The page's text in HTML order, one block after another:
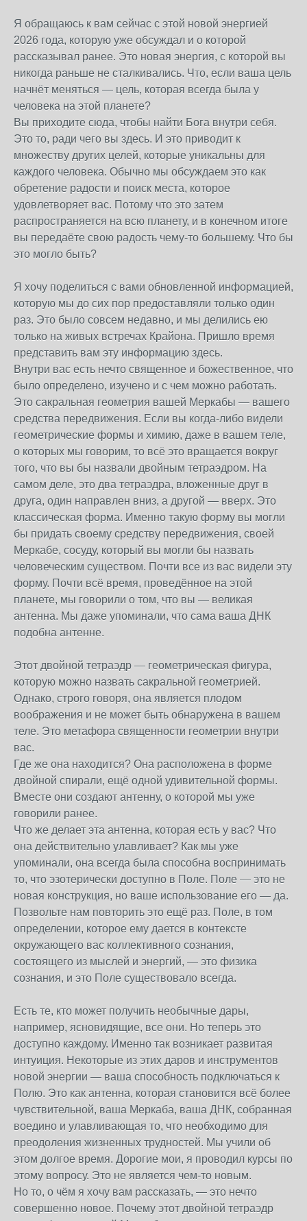
Я обращаюсь к вам сейчас с этой новой энергией
2026 года, которую уже обсуждал и о которой
рассказывал ранее. Это новая энергия, с которой вы
никогда раньше не сталкивались. Что, если ваша цель
начнёт меняться — цель, которая всегда была у
человека на этой планете?
Вы приходите сюда, чтобы найти Бога внутри себя.
Это то, ради чего вы здесь. И это приводит к
множеству других целей, которые уникальны для
каждого человека. Обычно мы обсуждаем это как
обретение радости и поиск места, которое
удовлетворяет вас. Потому что это затем
распространяется на всю планету, и в конечном итоге
вы передаёте свою радость чему-то большему. Что бы
это могло быть?
Я хочу поделиться с вами обновленной информацией,
которую мы до сих пор предоставляли только один
раз. Это было совсем недавно, и мы делились ею
только на живых встречах Крайона. Пришло время
представить вам эту информацию здесь.
Внутри вас есть нечто священное и божественное, что
было определено, изучено и с чем можно работать.
Это сакральная геометрия вашей Меркабы — вашего
средства передвижения. Если вы когда-либо видели
геометрические формы и химию, даже в вашем теле,
о которых мы говорим, то всё это вращается вокруг
того, что вы бы назвали двойным тетраэдром. На
самом деле, это два тетраэдра, вложенные друг в
друга, один направлен вниз, а другой — вверх. Это
классическая форма. Именно такую форму вы могли
бы придать своему средству передвижения, своей
Меркабе, сосуду, который вы могли бы назвать
человеческим существом. Почти все из вас видели эту
форму. Почти всё время, проведённое на этой
планете, мы говорили о том, что вы — великая
антенна. Мы даже упоминали, что сама ваша ДНК
подобна антенне.
Этот двойной тетраэдр — геометрическая фигура,
которую можно назвать сакральной геометрией.
Однако, строго говоря, она является плодом
воображения и не может быть обнаружена в вашем
теле. Это метафора священности геометрии внутри
вас.
Где же она находится? Она расположена в форме
двойной спирали, ещё одной удивительной формы.
Вместе они создают антенну, о которой мы уже
говорили ранее.
Что же делает эта антенна, которая есть у вас? Что
она действительно улавливает? Как мы уже
упоминали, она всегда была способна воспринимать
то, что эзотерически доступно в Поле. Поле — это не
новая конструкция, но ваше использование его — да.
Позвольте нам повторить это ещё раз. Поле, в том
определении, которое ему дается в контексте
окружающего вас коллективного сознания,
состоящего из мыслей и энергий, — это физика
сознания, и это Поле существовало всегда.
Есть те, кто может получить необычные дары,
например, ясновидящие, все они. Но теперь это
доступно каждому. Именно так возникает развитая
интуиция. Некоторые из этих даров и инструментов
новой энергии — ваша способность подключаться к
Полю. Это как антенна, которая становится всё более
чувствительной, ваша Меркаба, ваша ДНК, собранная
воедино и улавливающая то, что необходимо для
преодоления жизненных трудностей. Мы учили об
этом долгое время. Дорогие мои, я проводил курсы по
этому вопросу. Это не является чем-то новым.
Но то, о чём я хочу вам рассказать, — это нечто
совершенно новое. Почему этот двойной тетраэдр